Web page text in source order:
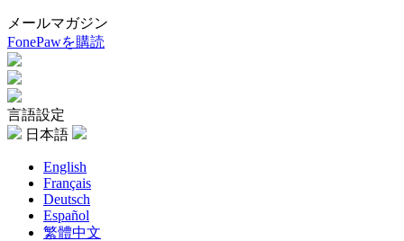
メールマガジン
FonePawを購読
言語設定
日本語
English
Français
Deutsch
Español
繁體中文